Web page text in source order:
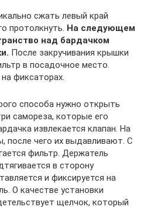
сжать левый край
протолкнуть. На следующем
над бардачком
После закручивания крышки
в посадочное место.
фиксаторах.
способа нужно открыть
самореза, которые его
извлекается клапан. На
после чего их выдавливают. С
фильтр. Держатель
в сторону
и фиксируется на
О качестве установки
щелчок, который